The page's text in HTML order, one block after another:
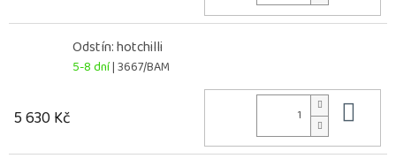
Odstín: hotchilli
5-8 dní| 3667/BAM
5 630 Kč